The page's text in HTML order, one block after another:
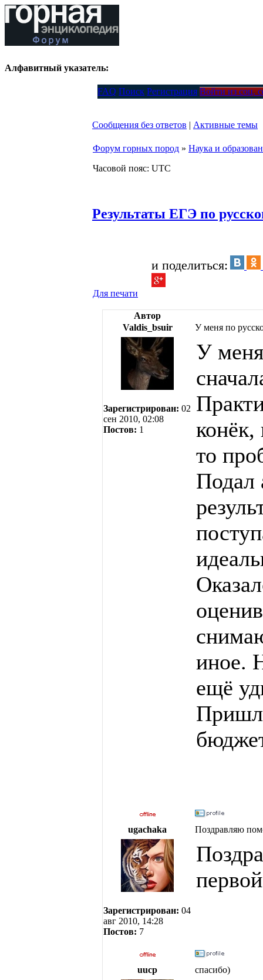
Алфавитный указатель:
FAQ Поиск Регистрация Войти из соц.
Сообщения без ответов | Активные темы
Форум горных пород » Наука и
Часовой пояс: UTC
Результаты ЕГЭ по
и поделиться:
Для печати
Автор
Valdis_bsuir
У меня по
Зарегистрирован: 02
сен 2010, 02:08
Постов: 1
У
конёк,
то
Подал
иное.
ещё
ugachaka Поздравляю
Зарегистрирован: 04
авг 2010, 14:28
Постов: 7
uucp спасибо)